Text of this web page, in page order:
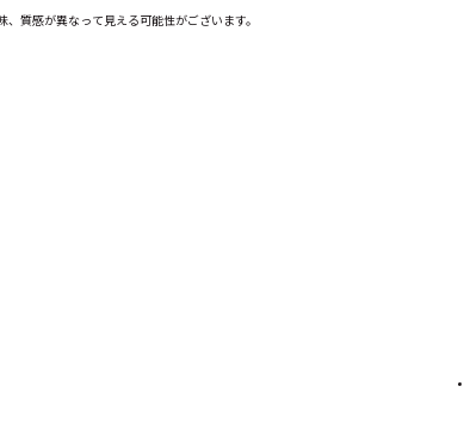
質感が異なって見える可能性がございます。